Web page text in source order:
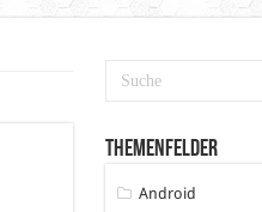
Themenfelder
Android